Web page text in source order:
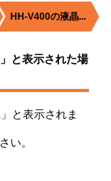
HH-V400の液晶...
と表示された場
と表示されま
い。